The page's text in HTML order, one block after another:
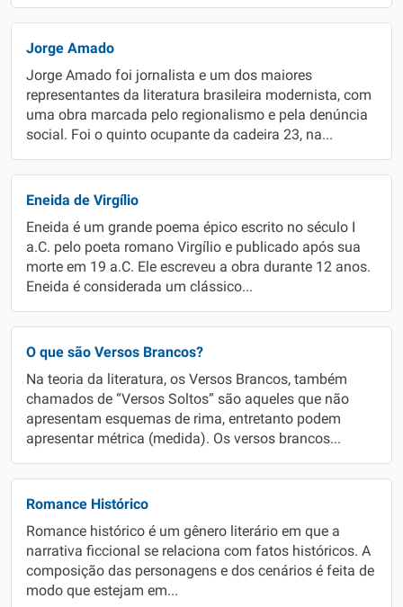
Jorge Amado
Jorge Amado foi jornalista e um dos maiores
representantes da literatura brasileira modernista, com
uma obra marcada pelo regionalismo e pela denúncia
social. Foi o quinto ocupante da cadeira 23, na...
Eneida de Virgílio
Eneida é um grande poema épico escrito no século I
a.C. pelo poeta romano Virgílio e publicado após sua
morte em 19 a.C. Ele escreveu a obra durante 12 anos.
Eneida é considerada um clássico...
O que são Versos Brancos?
Na teoria da literatura, os Versos Brancos, também
chamados de “Versos Soltos” são aqueles que não
apresentam esquemas de rima, entretanto podem
apresentar métrica (medida). Os versos brancos...
Romance Histórico
Romance histórico é um gênero literário em que a
narrativa ficcional se relaciona com fatos históricos. A
composição das personagens e dos cenários é feita de
modo que estejam em...